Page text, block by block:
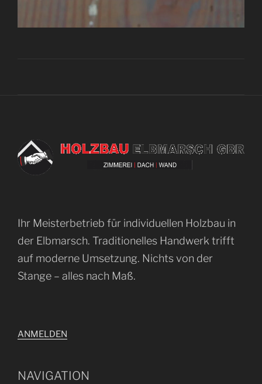
Ihr Meisterbetrieb für individuellen Holzbau in
der Elbmarsch. Traditionelles Handwerk trifft
auf moderne Umsetzung. Nichts von der
Stange – alles nach Maß.
ANMELDEN
NAVIGATION